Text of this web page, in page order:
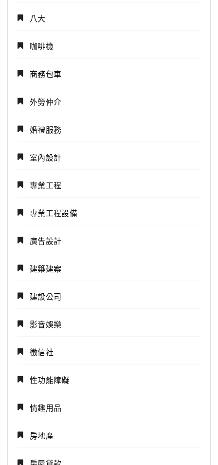
八大
咖啡機
商務包車
外勞仲介
婚禮服務
室內設計
專業工程
專業工程設備
廣告設計
建築建案
建設公司
影音娛樂
徵信社
性功能障礙
情趣用品
房地產
房屋貸款